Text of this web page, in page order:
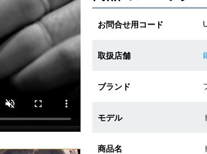
お問合せ用コード
取扱店舗
ブランド
モデル
商品名